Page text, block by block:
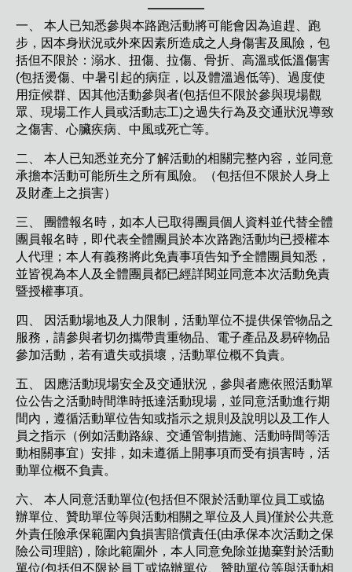
一、 本人已知悉參與本路跑活動將可能會因為追趕、跑
步，因本身狀況或外來因素所造成之人身傷害及風險，包
括但不限於：溺水、扭傷、拉傷、骨折、高溫或低溫傷害
(包括燙傷、中暑引起的病症，以及體溫過低等)、過度使
用症候群、因其他活動參與者(包括但不限於參與現場觀
眾、現場工作人員或活動志工)之過失行為及交通狀況導致
之傷害、心臟疾病、中風或死亡等。
二、 本人已知悉並充分了解活動的相關完整內容，並同意
承擔本活動可能所生之所有風險。（包括但不限於人身上
及財產上之損害）
三、 團體報名時，如本人已取得團員個人資料並代替全體
團員報名時，即代表全體團員於本次路跑活動均已授權本
人代理；本人有義務將此免責事項告知予全體團員知悉，
並皆視為本人及全體團員都已經詳閱並同意本次活動免責
暨授權事項。
四、 因活動場地及人力限制，活動單位不提供保管物品之
服務，請參與者切勿攜帶貴重物品、電子產品及易碎物品
參加活動，若有遺失或損壞，活動單位概不負責。
五、 因應活動現場安全及交通狀況，參與者應依照活動單
位公告之活動時間準時抵達活動現場，並同意活動進行期
間內，遵循活動單位告知或指示之規則及說明以及工作人
員之指示（例如活動路線、交通管制措施、活動時間等活
動相關事宜）安排，如未遵循上開事項而受有損害時，活
動單位概不負責。
六、 本人同意活動單位(包括但不限於活動單位員工或協
辦單位、贊助單位等與活動相關之單位及人員)僅於公共意
外責任險承保範圍內負損害賠償責任(由承保本次活動之保
險公司理賠)，除此範圍外，本人同意免除並拋棄對於活動
單位(包括但不限於員工或協辦單位、贊助單位等與活動相